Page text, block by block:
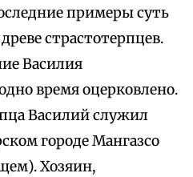
примеры суть
страстотерпцев.
Василия
время оцерковлено.
Василий служил
городе Мангазсо
Хозяин,